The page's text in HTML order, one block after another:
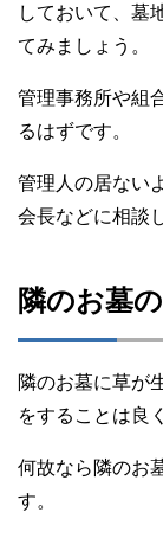
しておいて、墓
てみましょう。
管理事務所や組
るはずです。
管理人の居ない
会長などに相談
隣のお墓
隣のお墓に草が
をすることは良
何故なら隣のお
す。